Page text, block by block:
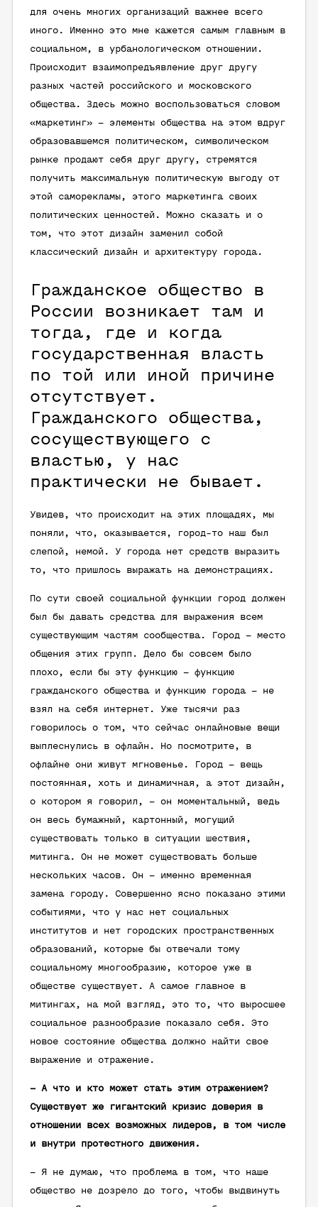
для очень многих организаций важнее всего
иного. Именно это мне кажется самым главным в
социальном, в урбанологическом отношении.
Происходит взаимопредъявление друг другу
разных частей российского и московского
общества. Здесь можно воспользоваться словом
«маркетинг» – элементы общества на этом вдруг
образовавшемся политическом, символическом
рынке продают себя друг другу, стремятся
получить максимальную политическую выгоду от
этой саморекламы, этого маркетинга своих
политических ценностей. Можно сказать и о
том, что этот дизайн заменил собой
классический дизайн и архитектуру города.
Гражданское общество в
России возникает там и
тогда, где и когда
государственная власть
по той или иной причине
отсутствует.
Гражданского общества,
сосуществующего с
властью, у нас
практически не бывает.
Увидев, что происходит на этих площадях, мы
поняли, что, оказывается, город-то наш был
слепой, немой. У города нет средств выразить
то, что пришлось выражать на демонстрациях.
По сути своей социальной функции город должен
был бы давать средства для выражения всем
существующим частям сообщества. Город – место
общения этих групп. Дело бы совсем было
плохо, если бы эту функцию – функцию
гражданского общества и функцию города – не
взял на себя интернет. Уже тысячи раз
говорилось о том, что сейчас онлайновые вещи
выплеснулись в офлайн. Но посмотрите, в
офлайне они живут мгновенье. Город – вещь
постоянная, хоть и динамичная, а этот дизайн,
о котором я говорил, – он моментальный, ведь
он весь бумажный, картонный, могущий
существовать только в ситуации шествия,
митинга. Он не может существовать больше
нескольких часов. Он – именно временная
замена городу. Совершенно ясно показано этими
событиями, что у нас нет социальных
институтов и нет городских пространственных
образований, которые бы отвечали тому
социальному многообразию, которое уже в
обществе существует. А самое главное в
митингах, на мой взгляд, это то, что выросшее
социальное разнообразие показало себя. Это
новое состояние общества должно найти свое
выражение и отражение.
– А что и кто может стать этим отражением?
Существует же гигантский кризис доверия в
отношении всех возможных лидеров, в том числе
и внутри протестного движения.
– Я не думаю, что проблема в том, что наше
общество не дозрело до того, чтобы выдвинуть